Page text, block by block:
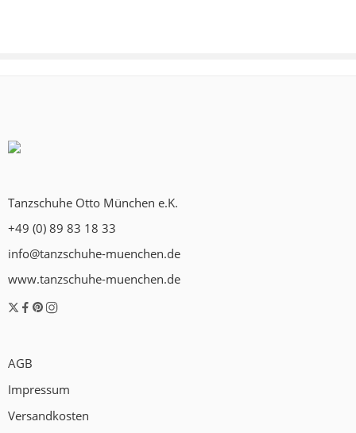
Tanzschuhe Otto München e.K.
+49 (0) 89 83 18 33
info@tanzschuhe-muenchen.de
www.tanzschuhe-muenchen.de
AGB
Impressum
Versandkosten